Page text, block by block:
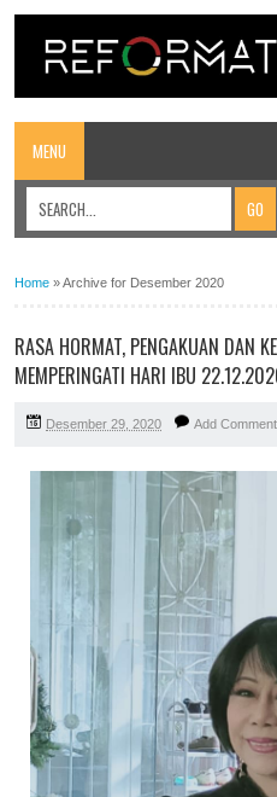
MENU
Home »Archive for Desember 2020
RASA HORMAT, PENGAKUAN DAN
MEMPERINGATI HARI IBU
Desember 29, 2020 Add Comment